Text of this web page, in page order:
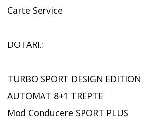
Carte Service
DOTARI.:
TURBO SPORT DESIGN EDITION
AUTOMAT 8+1 TREPTE
Mod Conducere SPORT PLUS